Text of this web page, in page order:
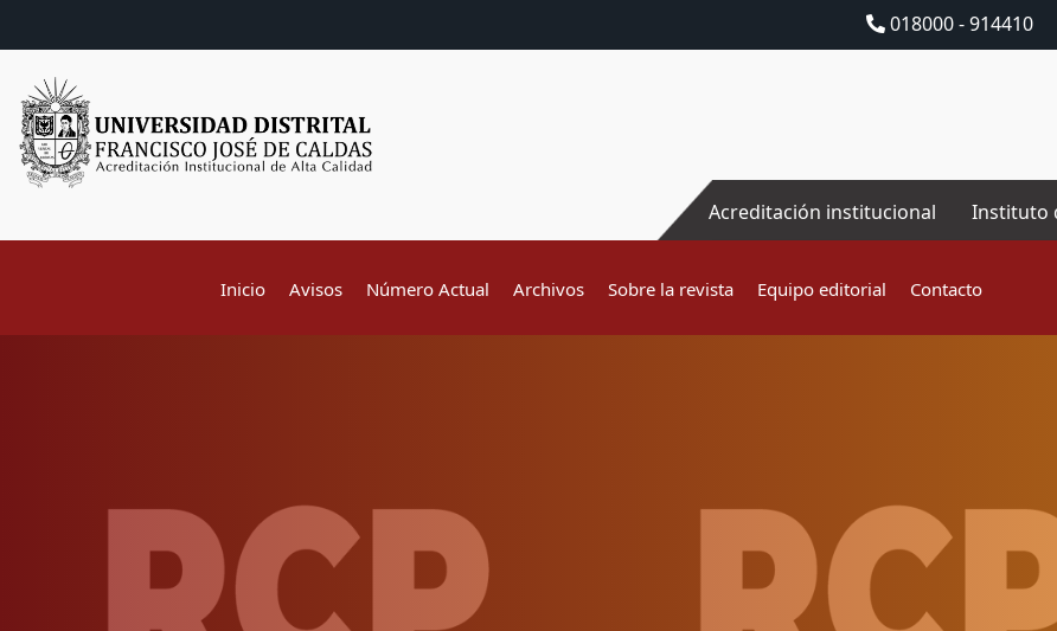
018000 - 914410
Acreditación institucional Instituto
Inicio Avisos Número Actual Archivos Sobre la revista Equipo editorial Contacto